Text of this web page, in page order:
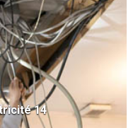
14